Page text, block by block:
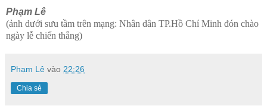
Phạm Lê
(ảnh dưới sưu tầm trên mạng: Nhân dân TP.Hồ Chí Minh đón chào
ngày lễ chiến thắng)
Phạm Lê vào 22:26
Chia sẻ